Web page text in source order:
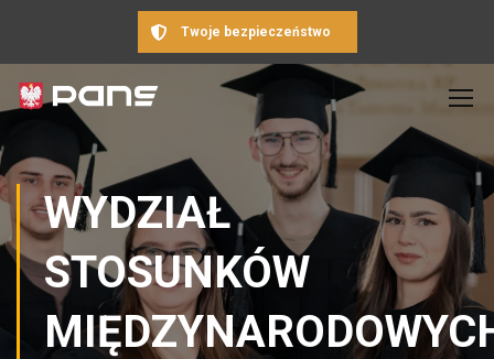
Twoje bezpieczeństwo
WYDZIAŁ
STOSUNKÓW